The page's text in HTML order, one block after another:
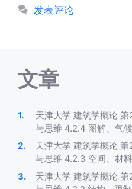
发表评论
文章
天津大学 建筑学概论
与思维 4.2.4 图解、气
天津大学 建筑学概论
与思维 4.2.3 空间、材
天津大学 建筑学概论